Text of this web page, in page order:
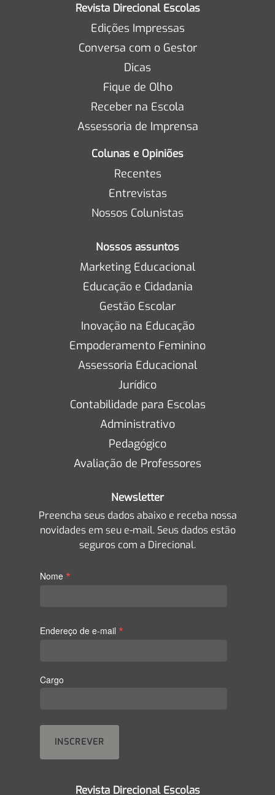
Revista Direcional Escolas
Edições Impressas
Conversa com o Gestor
Dicas
Fique de Olho
Receber na Escola
Assessoria de Imprensa
Colunas e Opiniões
Recentes
Entrevistas
Nossos Colunistas
Nossos assuntos
Marketing Educacional
Educação e Cidadania
Gestão Escolar
Inovação na Educação
Empoderamento Feminino
Assessoria Educacional
Jurídico
Contabilidade para Escolas
Administrativo
Pedagógico
Avaliação de Professores
Newsletter
Preencha seus dados abaixo e receba nossa
novidades em seu e-mail. Seus dados estão
seguros com a Direcional.
Nome *
Endereço de e-mail *
Cargo
Revista Direcional Escolas